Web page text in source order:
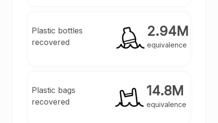
Plastic bottles
recovered
2.94M
equivalence
Plastic bags
recovered
14.8M
equivalence